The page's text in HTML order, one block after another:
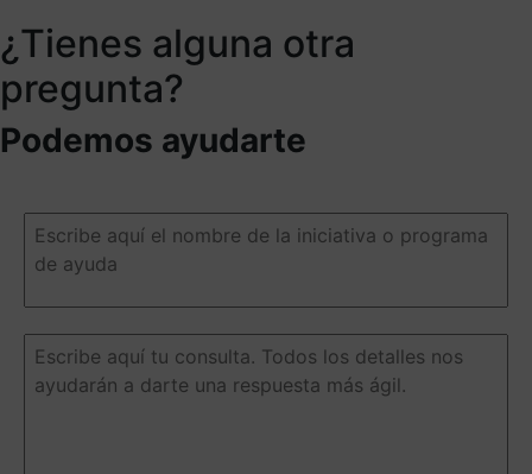
¿Tienes alguna otra
pregunta?
Podemos ayudarte
Escribe
aquí
el
la
iniciativa
Escribe
aquí
tu